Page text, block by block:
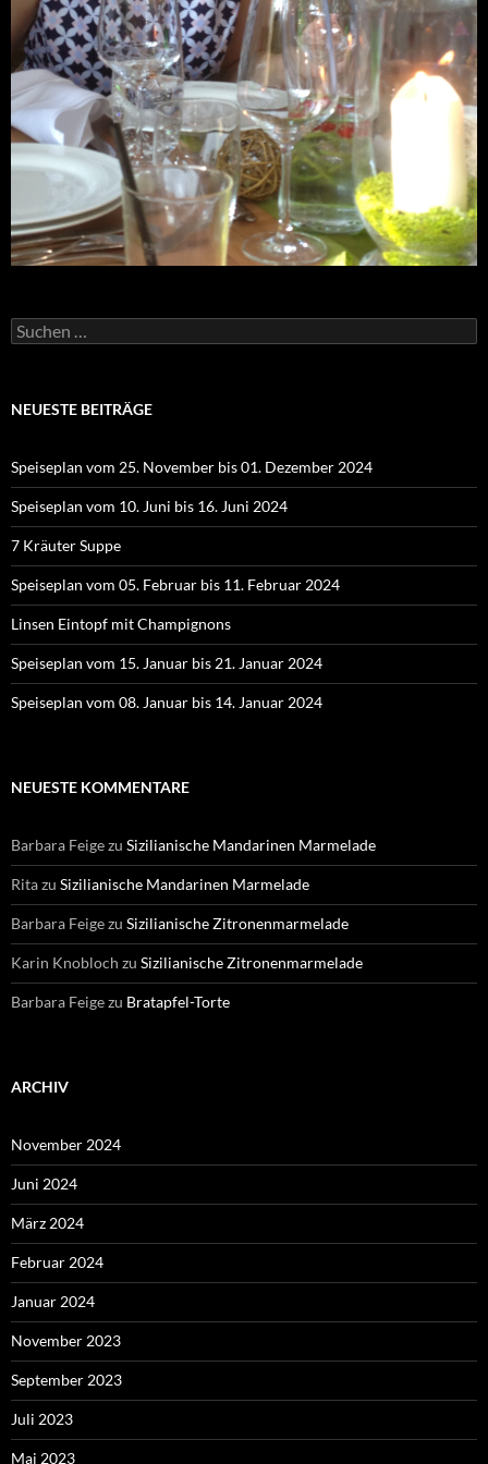
Suchen
nach:
NEUESTE BEITRÄGE
Speiseplan vom 25. November bis 01. Dezember 2024
Speiseplan vom 10. Juni bis 16. Juni 2024
7 Kräuter Suppe
Speiseplan vom 05. Februar bis 11. Februar 2024
Linsen Eintopf mit Champignons
Speiseplan vom 15. Januar bis 21. Januar 2024
Speiseplan vom 08. Januar bis 14. Januar 2024
NEUESTE KOMMENTARE
Barbara Feigezu Sizilianische Mandarinen Marmelade
Ritazu Sizilianische Mandarinen Marmelade
Barbara Feigezu Sizilianische Zitronenmarmelade
Karin Knobloch zu Sizilianische Zitronenmarmelade
Barbara Feigezu Bratapfel-Torte
ARCHIV
November 2024
Juni 2024
März 2024
Februar 2024
Januar 2024
November 2023
September 2023
Juli 2023
Mai 2023